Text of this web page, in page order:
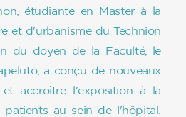
étudiante en Master à la
et d'urbanisme du Technion
du doyen de la Faculté, le
a conçu de nouveaux
accroître l'exposition à la
au sein de l'hôpital.